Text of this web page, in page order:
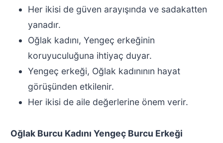
Her ikisi de güven arayışında ve sadakatten
yanadır.
Oğlak kadını, Yengeç erkeğinin
koruyuculuğuna ihtiyaç duyar.
Yengeç erkeği, Oğlak kadınının hayat
görüşünden etkilenir.
Her ikisi de aile değerlerine önem verir.
Oğlak Burcu Kadını Yengeç Burcu Erkeği